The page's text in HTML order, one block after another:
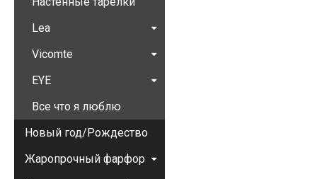
Lea
Vicomte
EYE
Все что я люблю
Новый год/Рождество
Жаропрочный фарфор